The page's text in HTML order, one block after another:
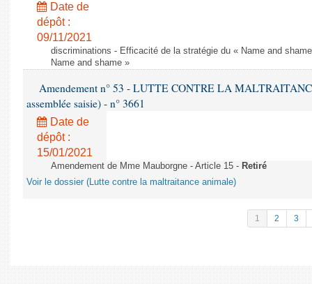
Date de
dépôt :
09/11/2021
discriminations - Efficacité de la stratégie du « Name and
Name and shame »
Amendement n° 53 - LUTTE CONTRE LA
assemblée saisie) - n° 3661
Date de
dépôt :
15/01/2021
Amendement de Mme Mauborgne - Article 15 - Retiré
Voir le dossier (Lutte contre la maltraitance animale)
1 2 3